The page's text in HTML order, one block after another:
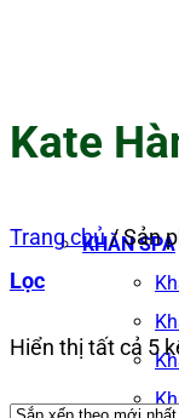
KHĂN SPA
Kate
Trang chủ/Sản
Lọc
Hiển thị tất cả 5